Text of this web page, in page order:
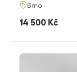
adresa
Brno
cena
14 500 Kč